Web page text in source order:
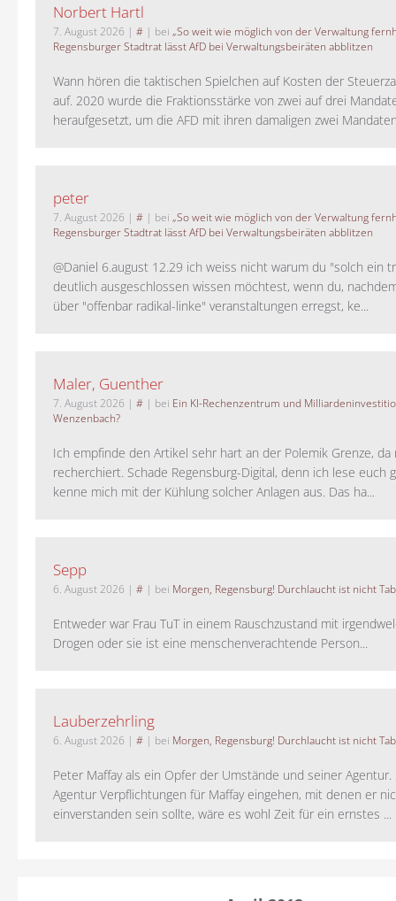
Norbert Hartl
7. August 2026 | # | bei „So weit wie möglich von der Verwaltung
Regensburger Stadtrat lässt AfD bei Verwaltungsbeiräten abblitzen
Wann hören die taktischen Spielchen auf Kosten der
auf. 2020 wurde die Fraktionsstärke von zwei auf drei
heraufgesetzt, um die AFD mit ihren damaligen zwei
peter
7. August 2026 | # | bei „So weit wie möglich von der Verwaltung
Regensburger Stadtrat lässt AfD bei Verwaltungsbeiräten abblitzen
@Daniel 6.august 12.29 ich weiss nicht warum du "solch ein
deutlich ausgeschlossen wissen möchtest, wenn du,
über "offenbar radikal-linke" veranstaltungen erregst, ke...
Maler, Guenther
7. August 2026 | # | bei Ein KI-Rechenzentrum und
Wenzenbach?
Ich empfinde den Artikel sehr hart an der Polemik Grenze,
recherchiert. Schade Regensburg-Digital, denn ich lese euch
kenne mich mit der Kühlung solcher Anlagen aus. Das ha...
Sepp
6. August 2026 | # | bei Morgen, Regensburg! Durchlaucht ist nicht
Entweder war Frau TuT in einem Rauschzustand mit
Drogen oder sie ist eine menschenverachtende Person...
Lauberzehrling
6. August 2026 | # | bei Morgen, Regensburg! Durchlaucht ist nicht
Peter Maffay als ein Opfer der Umstände und seiner Agentur.
Agentur Verpflichtungen für Maffay eingehen, mit denen er
einverstanden sein sollte, wäre es wohl Zeit für ein ernstes ...